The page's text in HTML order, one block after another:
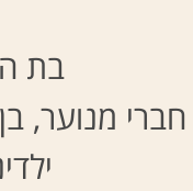
בת
חברי מנוער, בן